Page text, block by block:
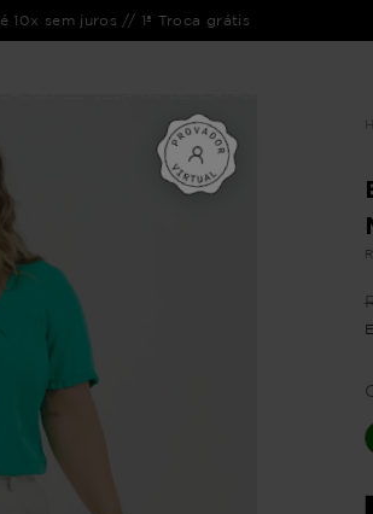
10x sem juros // 1ª Troca grátis